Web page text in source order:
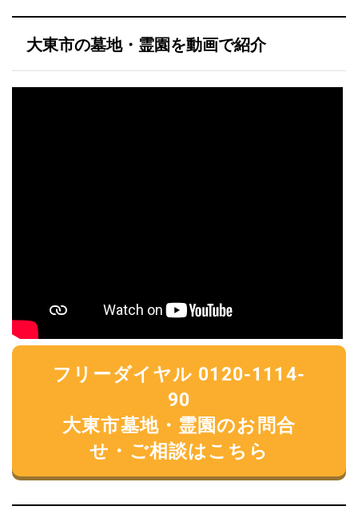
大東市の墓地・霊園を動画で紹介
フリーダイヤル 0120-1114-
90
大東市墓地・霊園のお問合
せ・ご相談はこちら